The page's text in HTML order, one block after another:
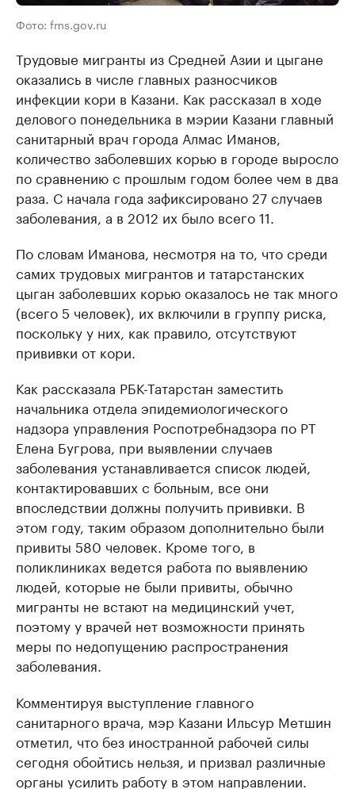
Фото: fms.gov.ru
Трудовые мигранты из Средней Азии и цыгане
оказались в числе главных разносчиков
инфекции кори в Казани. Как рассказал в ходе
делового понедельника в мэрии Казани главный
санитарный врач города Алмас Иманов,
количество заболевших корью в городе выросло
по сравнению с прошлым годом более чем в два
раза. С начала года зафиксировано 27 случаев
заболевания, а в 2012 их было всего 11.
По словам Иманова, несмотря на то, что среди
самих трудовых мигрантов и татарстанских
цыган заболевших корью оказалось не так много
(всего 5 человек), их включили в группу риска,
поскольку у них, как правило, отсутствуют
прививки от кори.
Как рассказала РБК-Татарстан заместить
начальника отдела эпидемиологического
надзора управления Роспотребнадзора по РТ
Елена Бугрова, при выявлении случаев
заболевания устанавливается список людей,
контактировавших с больным, все они
впоследствии должны получить прививки. В
этом году, таким образом дополнительно были
привиты 580 человек. Кроме того, в
поликлиниках ведется работа по выявлению
людей, которые не были привиты, обычно
мигранты не встают на медицинский учет,
поэтому у врачей нет возможности принять
меры по недопущению распространения
заболевания.
Комментируя выступление главного
санитарного врача, мэр Казани Ильсур Метшин
отметил, что без иностранной рабочей силы
сегодня обойтись нельзя, и призвал различные
органы усилить работу в этом направлении.